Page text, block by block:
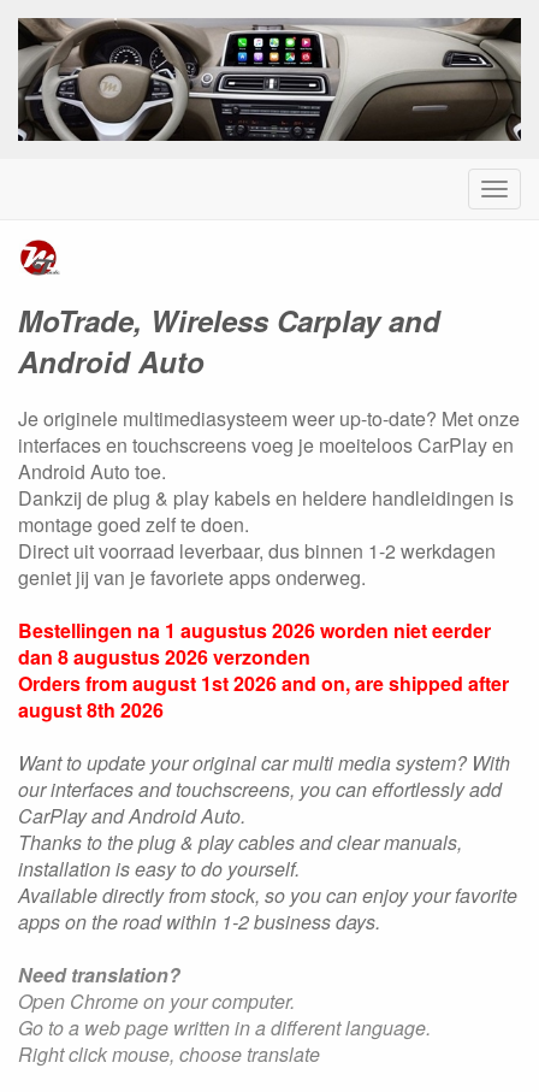
Menu
MoTrade car audio & video
MoTrade, Wireless Carplay and
Android Auto
Je originele multimediasysteem weer up-to-date? Met onze
interfaces en touchscreens voeg je moeiteloos CarPlay en
Android Auto toe.
Dankzij de plug & play kabels en heldere handleidingen is
montage goed zelf te doen.
Direct uit voorraad leverbaar, dus binnen 1-2 werkdagen
geniet jij van je favoriete apps onderweg.
Bestellingen na 1 augustus 2026 worden niet eerder
dan 8 augustus 2026 verzonden
Orders from august 1st 2026 and on, are shipped after
august 8th 2026
Want to update your original car multi media system? With
our interfaces and touchscreens, you can effortlessly add
CarPlay and Android Auto.
Thanks to the plug & play cables and clear manuals,
installation is easy to do yourself.
Available directly from stock, so you can enjoy your favorite
apps on the road within 1-2 business days.
Need translation?
Open Chrome on your computer.
Go to a web page written in a different language.
Right click mouse, choose translate